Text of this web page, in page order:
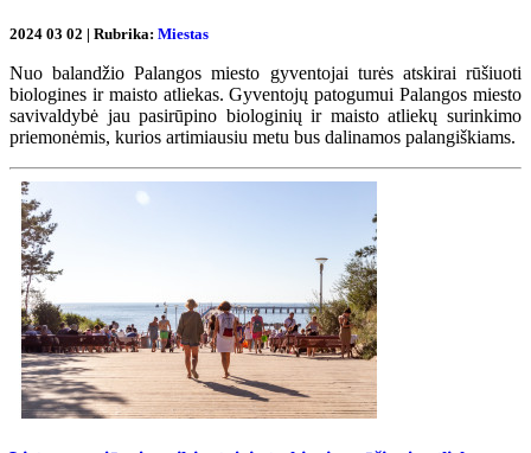
2024 03 02 | Rubrika: Miestas
Nuo balandžio Palangos miesto gyventojai turės atskirai rūšiuoti
biologines ir maisto atliekas. Gyventojų patogumui Palangos miesto
savivaldybė jau pasirūpino biologinių ir maisto atliekų surinkimo
priemonėmis, kurios artimiausiu metu bus dalinamos palangiškiams.